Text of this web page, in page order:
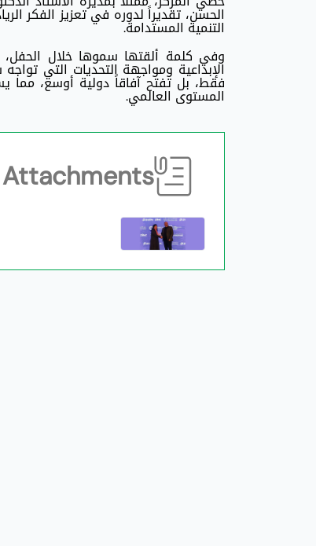
الحسن، تقديراً لدوره في تعزيز الفكر
التنمية المستدامة.
وفي كلمة ألقتها سموها خلال الحفل،
الإبداعية ومواجهة التحديات التي
فقط، بل تفتح آفاقاً دولية أوسع،
المستوى العالمي.
Attachments